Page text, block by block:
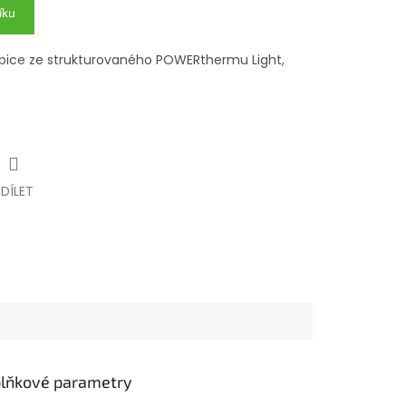
ze strukturovaného POWERthermu Light,
parametry